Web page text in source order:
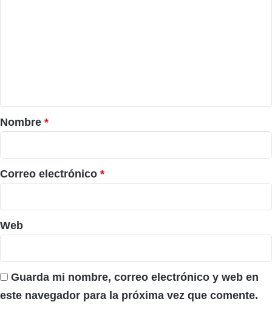
r
i
o
*
Nombre *
Correo electrónico *
Web
Guarda mi nombre, correo electrónico y web en
este navegador para la próxima vez que comente.